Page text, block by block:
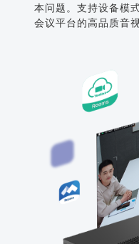
本问题。支持设备模
会议平台的高品质音